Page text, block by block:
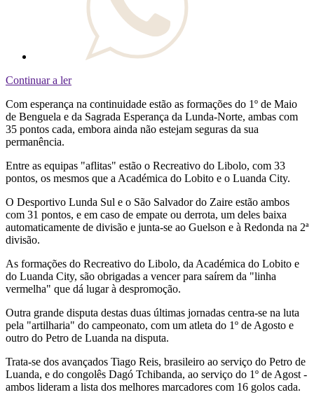
Continuar a ler
Com esperança na continuidade estão as formações do 1º de Maio
de Benguela e da Sagrada Esperança da Lunda-Norte, ambas com
35 pontos cada, embora ainda não estejam seguras da sua
permanência.
Entre as equipas "aflitas" estão o Recreativo do Libolo, com 33
pontos, os mesmos que a Académica do Lobito e o Luanda City.
O Desportivo Lunda Sul e o São Salvador do Zaire estão ambos
com 31 pontos, e em caso de empate ou derrota, um deles baixa
automaticamente de divisão e junta-se ao Guelson e à Redonda na 2ª
divisão.
As formações do Recreativo do Libolo, da Académica do Lobito e
do Luanda City, são obrigadas a vencer para saírem da "linha
vermelha" que dá lugar à despromoção.
Outra grande disputa destas duas últimas jornadas centra-se na luta
pela "artilharia" do campeonato, com um atleta do 1º de Agosto e
outro do Petro de Luanda na disputa.
Trata-se dos avançados Tiago Reis, brasileiro ao serviço do Petro de
Luanda, e do congolês Dagó Tchibanda, ao serviço do 1º de Agost -
ambos lideram a lista dos melhores marcadores com 16 golos cada.